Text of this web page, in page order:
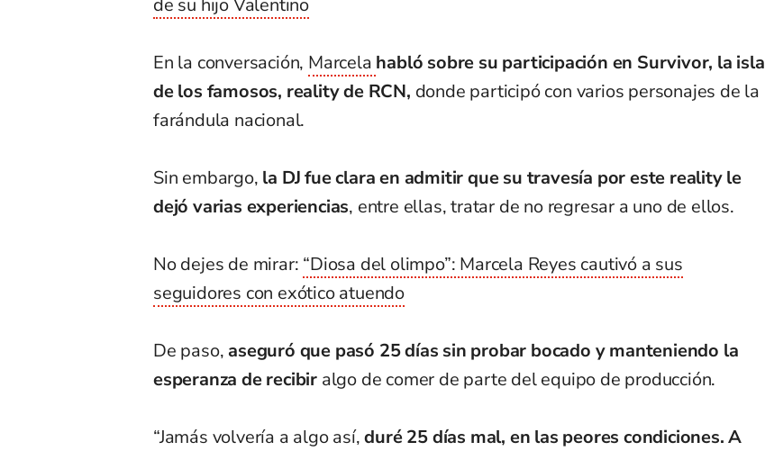
de su hijo Valentino
En la conversación, Marcela habló sobre su participación en Survivor, la isla
de los famosos, reality de RCN, donde participó con varios personajes de la
farándula nacional.
Sin embargo, la DJ fue clara en admitir que su travesía por este reality le
dejó varias experiencias, entre ellas, tratar de no regresar a uno de ellos.
No dejes de mirar: “Diosa del olimpo”: Marcela Reyes cautivó a sus
seguidores con exótico atuendo
De paso, aseguró que pasó 25 días sin probar bocado y manteniendo la
esperanza de recibir algo de comer de parte del equipo de producción.
“Jamás volvería a algo así,duré 25 días mal, en las peores condiciones. A